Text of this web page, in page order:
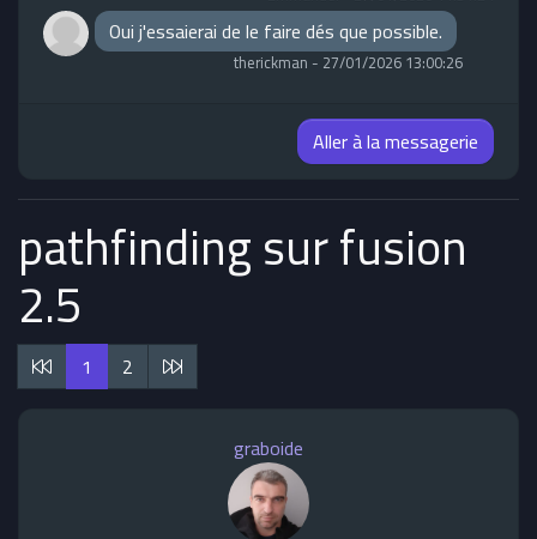
Oui j'essaierai de le faire dés que possible.
therickman - 27/01/2026 13:00:26
Aller à la messagerie
pathfinding sur fusion
2.5
1 2
graboide